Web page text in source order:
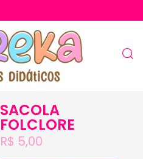
SACOLA
FOLCLORE
R$ 5,00